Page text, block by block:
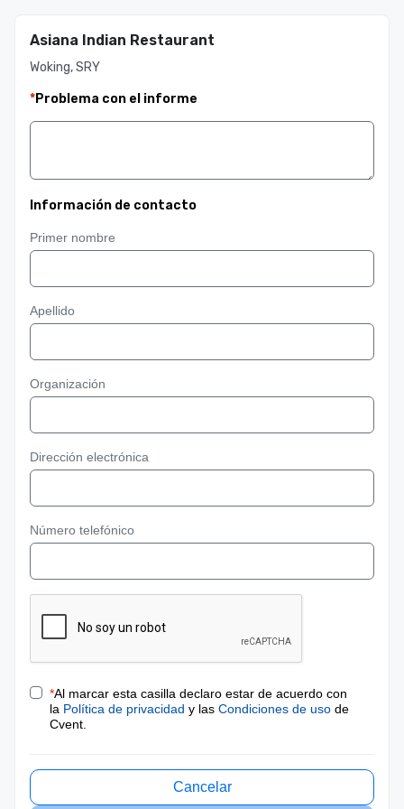
Asiana Indian Restaurant
Woking, SRY
*Problema con el informe
Información de contacto
Primer nombre
Apellido
Organización
Dirección electrónica
Número telefónico
*Al marcar esta casilla declaro estar de acuerdo con
la Política de privacidad y las Condiciones de uso de
Cvent.
Cancelar